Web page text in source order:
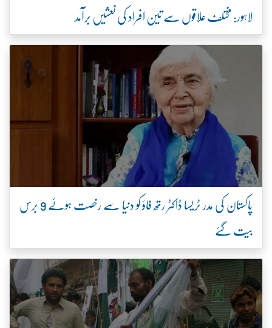
لاہور: مختلف علاقوں سے تین افراد کی نعشیں برآمد
پاکستان کی مدر ٹریسا ڈاکٹر رتھ فاؤ کو دنیا سے رخصت ہوئے 9 برس
بیت گئے